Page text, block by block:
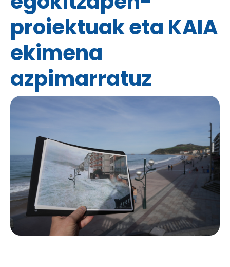
proiektuak eta KAIA
ekimena
azpimarratuz